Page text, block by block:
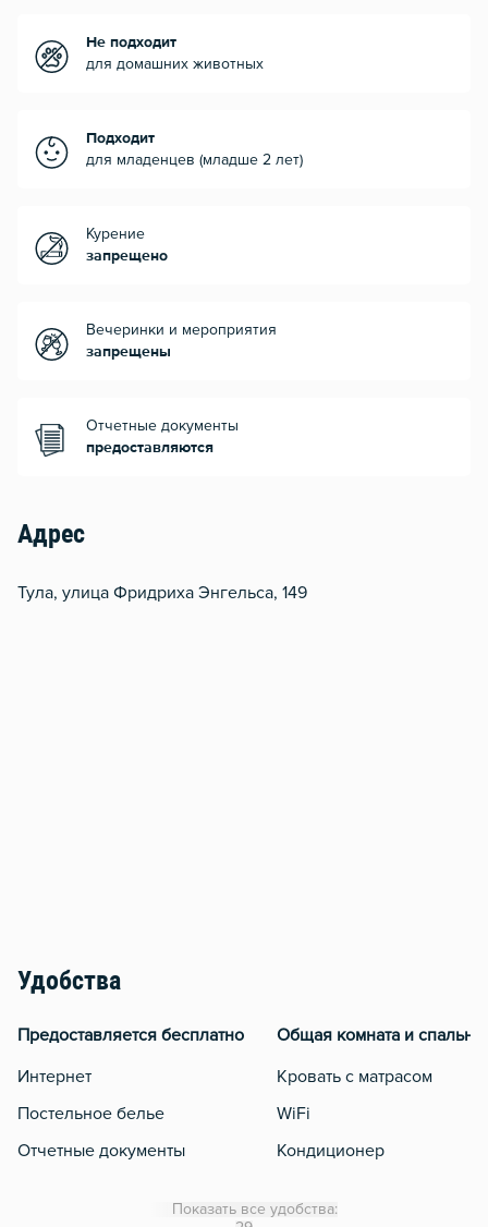
Не подходит
для домашних животных
Подходит
для младенцев (младше 2 лет)
Курение
запрещено
Вечеринки и мероприятия
запрещены
Отчетные документы
предоставляются
Адрес
Тула, улица Фридриха Энгельса, 149
Удобства
Предоставляется бесплатно
Интернет
Постельное белье
Отчетные документы
Общая комната и спальня
Кровать с матрасом
WiFi
Кондиционер
Показать все удобства: